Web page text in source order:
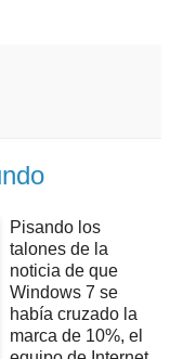
Pisando los
talones de la
noticia de que
Windows 7 se
había cruzado la
marca de 10%, el